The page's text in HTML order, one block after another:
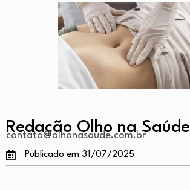
Redação Olho na Saúde
contato@olhonasaude.com.br
Publicado em 31/07/2025